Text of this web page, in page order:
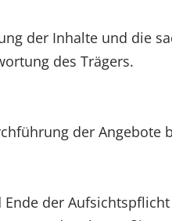
der Inhalte und die
des Trägers.
der Angebote
Ende der